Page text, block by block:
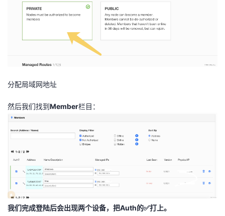
分配局域网地址
然后我们找到Member栏目：
我们完成登陆后会出现两个设备，把Auth的✅打上。